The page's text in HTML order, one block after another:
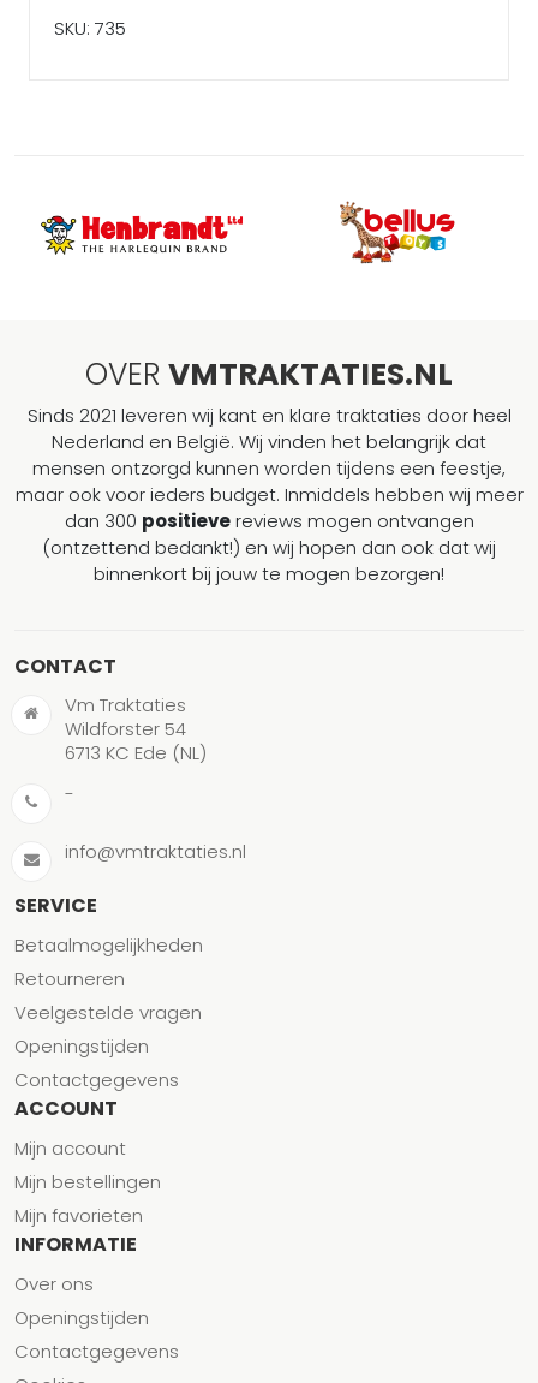
SKU: 735
OVER VMTRAKTATIES.NL
Sinds 2021 leveren wij kant en klare traktaties door heel
Nederland en België. Wij vinden het belangrijk dat
mensen ontzorgd kunnen worden tijdens een feestje,
maar ook voor ieders budget. Inmiddels hebben wij meer
dan 300 positievereviews mogen ontvangen
(ontzettend bedankt!) en wij hopen dan ook dat wij
binnenkort bij jouw te mogen bezorgen!
CONTACT
Vm Traktaties
Wildforster 54
6713 KC Ede (NL)
-
info@vmtraktaties.nl
SERVICE
Betaalmogelijkheden
Retourneren
Veelgestelde vragen
Openingstijden
Contactgegevens
ACCOUNT
Mijn account
Mijn bestellingen
Mijn favorieten
INFORMATIE
Over ons
Openingstijden
Contactgegevens